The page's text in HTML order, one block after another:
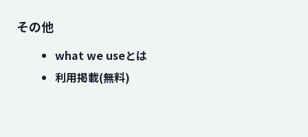
その他
what we useとは
利用掲載(無料)